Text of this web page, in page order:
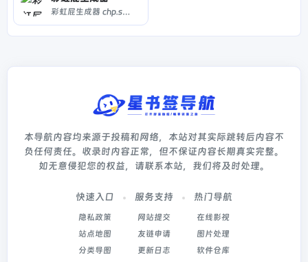
彩虹屁生成器 chp.shadiao.app
本导航内容均来源于投稿和网络，本站对其实际跳转后内容不
负任何责任。收录时内容正常，但不保证内容长期真实完整。
如无意侵犯您的权益，请联系本站，我们将及时处理。
快速入口
隐私政策
站点地图
分类导图
服务支持
网站提交
友链申请
更新日志
热门导航
在线影视
图片处理
软件仓库